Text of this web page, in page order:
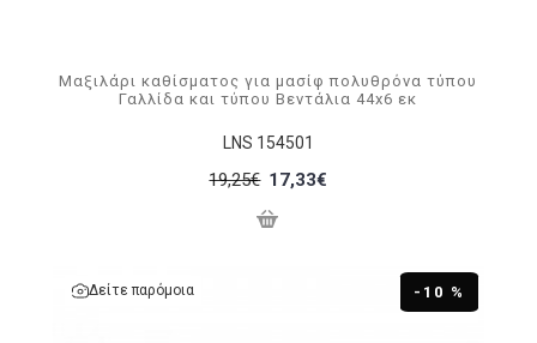
LNS 154501
Μαξιλάρι καθίσματος για μασίφ πολυθρόνα τύπου
Γαλλίδα και τύπου Βεντάλια 44x6 εκ
19,25€ 17,33€
-10 %
Δείτε παρόμοια